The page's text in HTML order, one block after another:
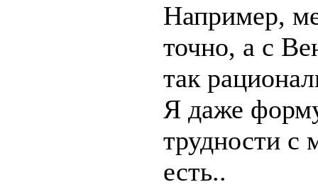
Например,
точно, а с
так
Я даже
трудности
есть..